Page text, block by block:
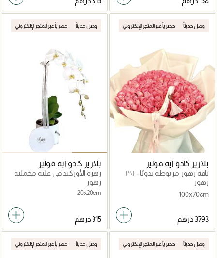
وصل حديثاً حصرياً عبر المتجر الإلكتروني
بلازير كادو ايه فولير
باقة زهور مربوطة يدويًا - ٣٠١
وردة وردية
زهور
100x70cm
وصل حديثاً حصرياً عبر المتجر الإلكتروني
بلازير كادو ايه فولير
زهرة الأوركيد في علبة مخملية
زهور
20x20cm
وصل حديثاً حصرياً عبر المتجر الإلكتروني وصل حديثاً حصرياً عبر المتجر الإلكتروني